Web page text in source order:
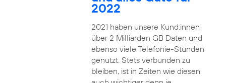
2022
2021 haben unsere Kund:innen
über 2 Milliarden GB Daten und
ebenso viele Telefonie-Stunden
genutzt. Stets verbunden zu
bleiben, ist in Zeiten wie diesen